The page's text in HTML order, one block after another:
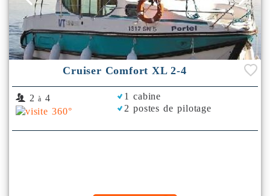
Cruiser Comfort XL 2-4
2 à 4
1 cabine
2 postes de pilotage